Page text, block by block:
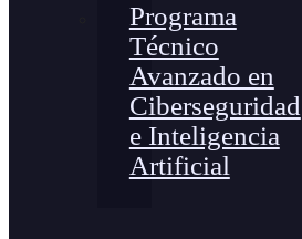
Programa
Técnico
Avanzado en
Ciberseguridad
e Inteligencia
Artificial